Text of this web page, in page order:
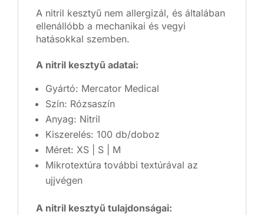
A nitril kesztyű nem allergizál, és általában
ellenállóbb a mechanikai és vegyi
hatásokkal szemben.
A nitril kesztyű adatai:
Gyártó: Mercator Medical
Szín: Rózsaszín
Anyag: Nitril
Kiszerelés: 100 db/doboz
Méret: XS | S | M
Mikrotextúra további textúrával az
ujjvégen
A nitril kesztyű tulajdonságai: